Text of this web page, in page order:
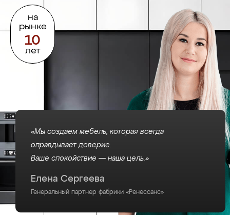
на
рынке
10
лет
«Мы создаем мебель, которая всегда
оправдывает доверие.
Ваше спокойствие — наша цель.»
Елена Сергеева
Генеральный партнер фабрики «Ренессанс»